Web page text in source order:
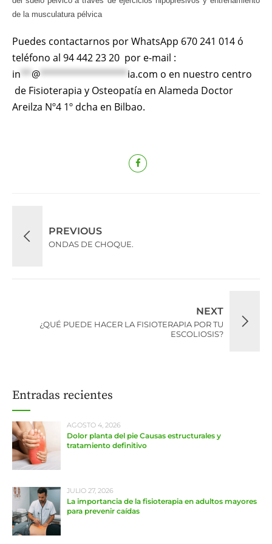
de la musculatura pélvica
Puedes contactarnos por WhatsApp 670 241 014 ó
teléfono al 94 442 23 20 por e-mail :
in**@****************ia.com o en nuestro centro
de Fisioterapia y Osteopatía en Alameda Doctor
Areilza Nº4 1º dcha en Bilbao.
PREVIOUS
ONDAS DE CHOQUE.
NEXT
¿QUÉ PUEDE HACER LA FISIOTERAPIA POR TU
ESCOLIOSIS?
Entradas recientes
AGOSTO 4, 2026
Dolor planta del pie Causas estructurales y
tratamiento definitivo
JULIO 27, 2026
La importancia de la fisioterapia en adultos mayores
para prevenir caídas